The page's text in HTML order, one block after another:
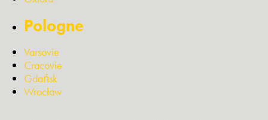
Pologne
Varsovie
Cracovie
Gdańsk
Wrocław